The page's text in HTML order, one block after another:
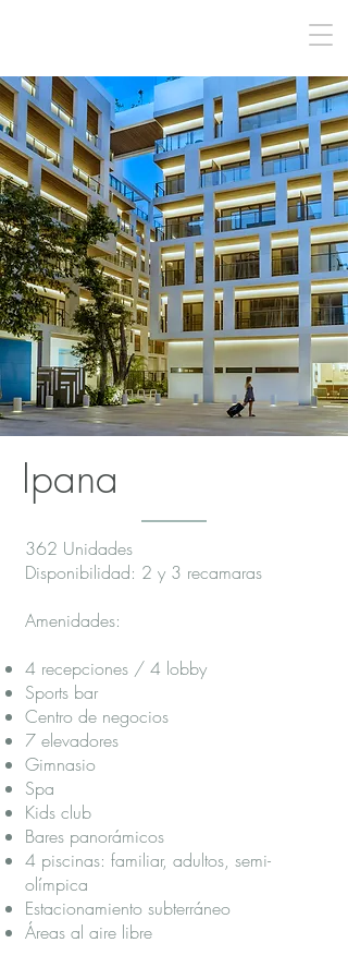
Ipana
362 Unidades
Disponibilidad: 2 y 3 recamaras
Amenidades:
4 recepciones / 4 lobby
Sports bar
Centro de negocios
7 elevadores
Gimnasio
Spa
Kids club
Bares panorámicos
4 piscinas: familiar, adultos, semi-
olímpica
Estacionamiento subterráneo
Áreas al aire libre